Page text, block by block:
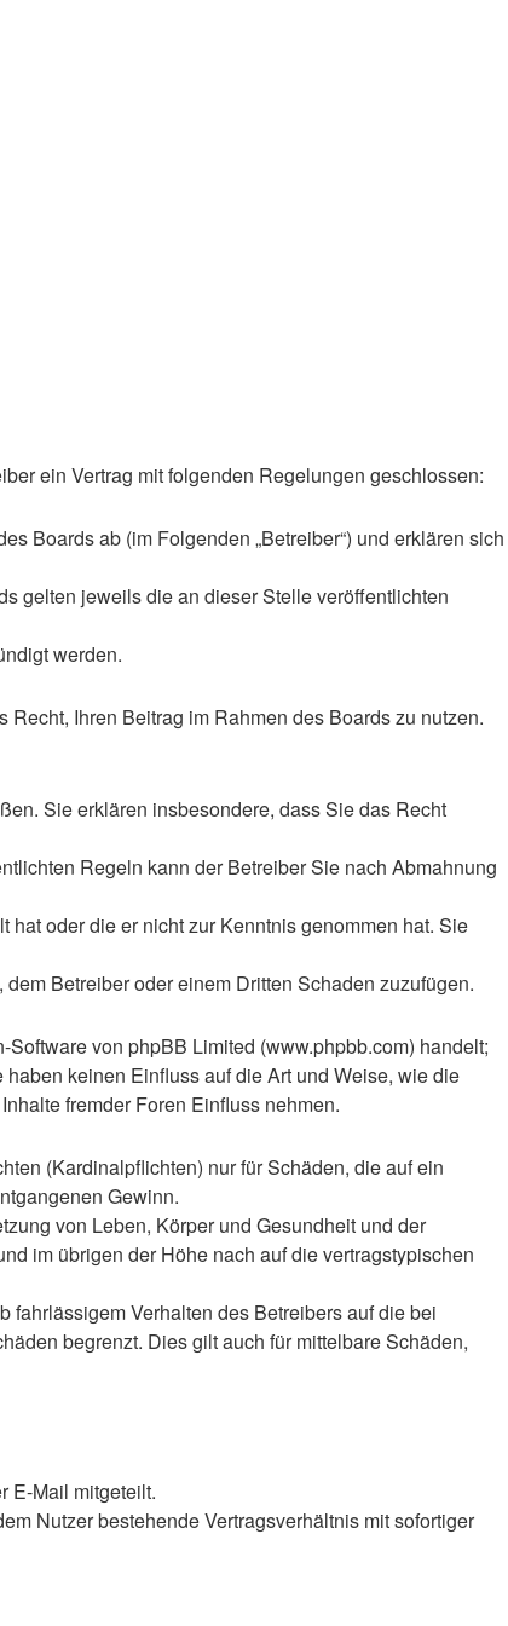
ein Vertrag mit folgenden Regelungen geschlossen:
Boards ab (im Folgenden „Betreiber“) und erklären sich
gelten jeweils die an dieser Stelle veröffentlichten
werden.
Ihren Beitrag im Rahmen des Boards zu nutzen.
Sie erklären insbesondere, dass Sie das Recht
Regeln kann der Betreiber Sie nach Abmahnung
oder die er nicht zur Kenntnis genommen hat. Sie
Betreiber oder einem Dritten Schaden zuzufügen.
Software von phpBB Limited (www.phpbb.com) handelt;
keinen Einfluss auf die Art und Weise, wie die
fremder Foren Einfluss nehmen.
(Kardinalpflichten) nur für Schäden, die auf ein
Gewinn.
von Leben, Körper und Gesundheit und der
im übrigen der Höhe nach auf die vertragstypischen
fahrlässigem Verhalten des Betreibers auf die bei
begrenzt. Dies gilt auch für mittelbare Schäden,
E-Mail mitgeteilt.
Nutzer bestehende Vertragsverhältnis mit sofortiger